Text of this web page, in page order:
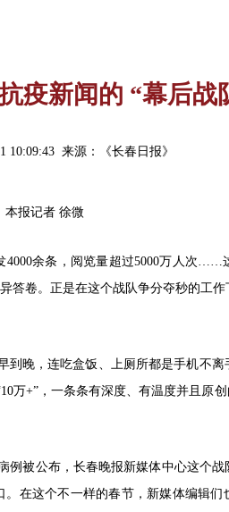
疫新闻的 “幕后战
10:09:43 来源： 《长春日报》
本报记者 徐微
余条，阅览量超过5000万人次……
答卷。正是在这个战队争分夺秒的工
晚，连吃盒饭、上厕所都是手机不离
万+”，一条条有深度、有温度并且原
被公布，长春晚报新媒体中心这个战
在这个不一样的春节，新媒体编辑们